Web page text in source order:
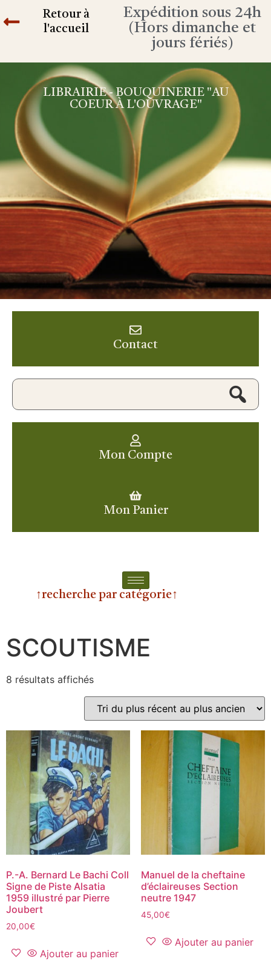
Retour à
l'accueil
Expédition sous 24h
(Hors dimanche et
jours fériés)
LIBRAIRIE - BOUQUINERIE "AU
COEUR À L'OUVRAGE"
Contact
Mon Compte
Mon Panier
↑recherche par catégorie↑
SCOUTISME
8 résultats affichés
P.-A. Bernard Le Bachi Coll
Signe de Piste Alsatia
1959 illustré par Pierre
Joubert
20,00€
Ajouter au panier
Manuel de la cheftaine
d’éclaireuses Section
neutre 1947
45,00€
Ajouter au panier